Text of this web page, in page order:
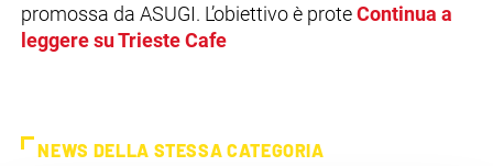
promossa da ASUGI. L’obiettivo è prote Continua a
leggere su Trieste Cafe
NEWS DELLA STESSA CATEGORIA